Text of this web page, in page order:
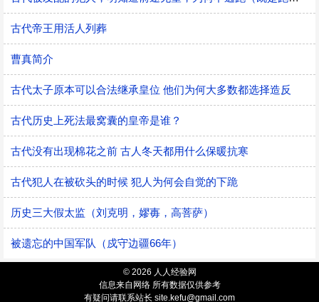
古代帝王用活人列葬
曹真简介
古代太子原本可以合法继承皇位 他们为何大多数都选择造反
古代历史上死法最窝囊的皇帝是谁？
古代没有出现棉花之前 古人冬天都用什么保暖抗寒
古代犯人在被砍头的时候 犯人为何会自觉的下跪
历史三大假太监（刘克明，嫪毐，高菩萨）
被遗忘的中国军队（戍守边疆66年）
© 2026 人人经验网
信息来自网络 所有数据仅供参考
有疑问请联系站长 site.kefu@gmail.com